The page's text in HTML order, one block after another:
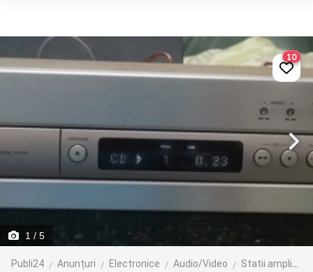
1 / 5
Publi24 Anunțuri Electronice Audio/Video Statii amplificare
10